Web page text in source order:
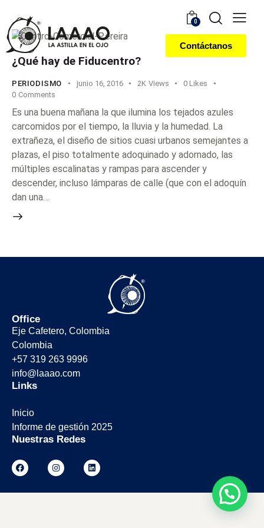
0
Contáctanos
¿Qué hay de Fiducentro?
PERIODISMO junio 16, 2016 2K Views 0 Likes
0 Comments
Es una buena mañana la que ilumina los tejados azules
carcomidos por el tiempo, la lluvia y la humedad. La
extrañeza, el diseño de sitios cuasi urbanos semejantes a
plazas, el piso totalmente adoquinado y adornado, las
múltiples escalinatas y rampas para ascender y
descender, incluso lámparas de calle (que con el adoquín
dan una…
Office
Eje Cafetero, Colombia
Colombia
+57 319 263 9996
info@laaao.com
Links
Inicio
Informe de gestión 2025
Nuestras Redes